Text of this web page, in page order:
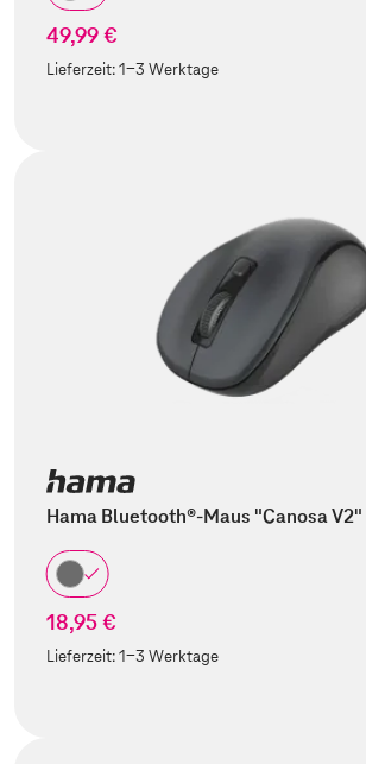
49,99 €
Lieferzeit:1-3 Werktage
Hama Bluetooth®-Maus "Canosa V2"
18,95 €
Lieferzeit:1-3 Werktage